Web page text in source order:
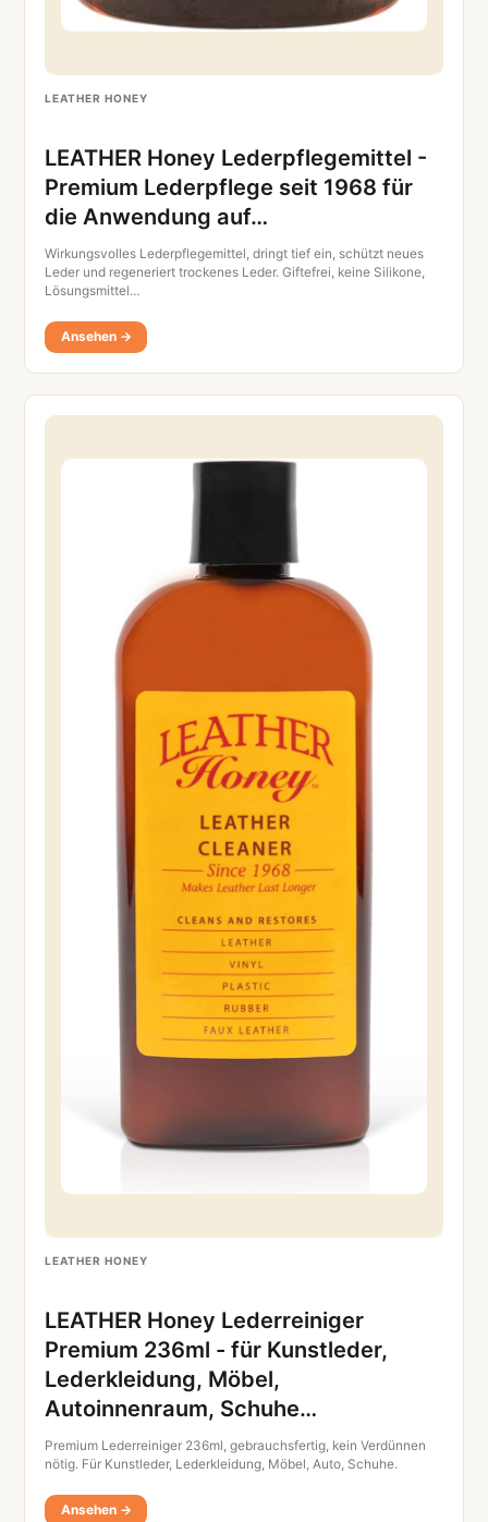
LEATHER HONEY
LEATHER Honey Lederpflegemittel -
Premium Lederpflege seit 1968 für
die Anwendung auf…
Wirkungsvolles Lederpflegemittel, dringt tief ein, schützt neues
Leder und regeneriert trockenes Leder. Giftefrei, keine Silikone,
Lösungsmittel…
Ansehen →
LEATHER HONEY
LEATHER Honey Lederreiniger
Premium 236ml - für Kunstleder,
Lederkleidung, Möbel,
Autoinnenraum, Schuhe…
Premium Lederreiniger 236ml, gebrauchsfertig, kein Verdünnen
nötig. Für Kunstleder, Lederkleidung, Möbel, Auto, Schuhe.
Ansehen →